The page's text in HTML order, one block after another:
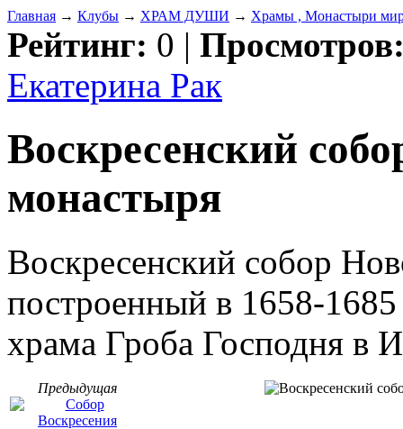
Главная → Клубы → ХРАМ ДУШИ → Храмы , Монастыри
Рейтинг: 0 |
Екатерина Рак
Воскресенский
монастыря
Воскресенский собор
построенный в 1658-
храма Гроба Господня в
Предыдущая